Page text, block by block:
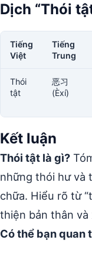
Dịch “Thói
Tiếng
Việt
Tiếng
Trung
Thói
tật
恶习
(Èxí)
Kết luận
Thói tật là gì?
những thói hư và
chữa. Hiểu rõ từ
thiện bản thân
Có thể bạn quan